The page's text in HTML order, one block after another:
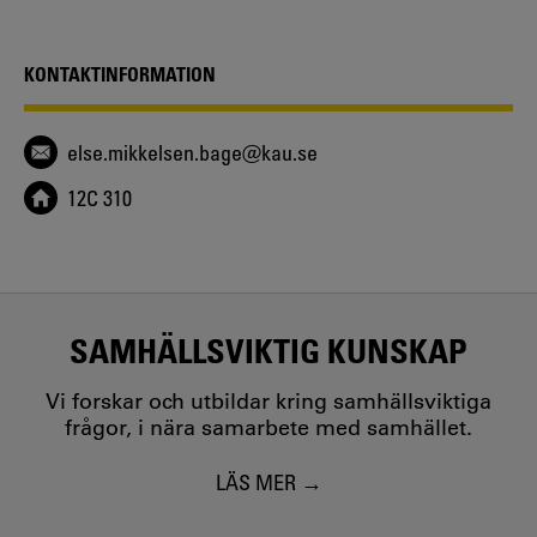
KONTAKTINFORMATION
else.mikkelsen.bage@kau.se
12C 310
SAMHÄLLSVIKTIG KUNSKAP
Vi forskar och utbildar kring samhällsviktiga
frågor, i nära samarbete med samhället.
LÄS MER